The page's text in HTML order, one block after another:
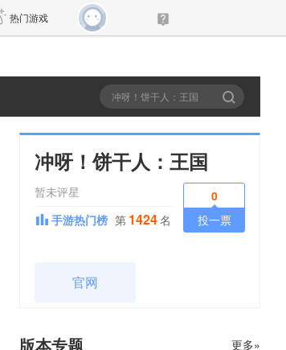
热门游戏
新仙侠5
冲呀！饼干人：王国
暂未评星
0
投一票
手游热门榜 第 1424名
官网
版本专题 更多»